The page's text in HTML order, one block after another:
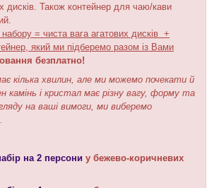
дисків. Також контейнер для чаю/кави
набору = чиста вага агатових дисків +
який ми підберемо разом із Вами
безплатно!
кілька хвилин, але ми можемо почекати й
камінь і кристал має різну вагу, форму та
на ваші вимоги, ми виберемо
на 2 персони у бежево-коричневих